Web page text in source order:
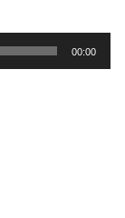
00:00